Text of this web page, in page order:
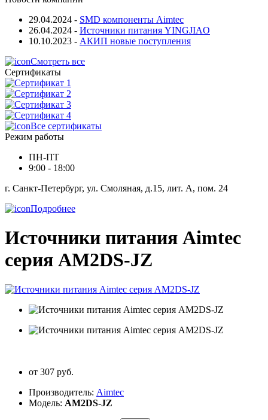
29.04.2024 - SMD компоненты Aimtec
26.04.2024 - Источники питания YINGJIAO
10.10.2023 - АКИП новые поступления
Смотреть все
Сертификаты
Все сертификаты
Режим работы
ПН-ПТ
9:00 - 18:00
г. Санкт-Петербург, ул. Смоляная, д.15, лит. А, пом. 24
Подробнее
Источники питания Aimtec
серия AM2DS-JZ
от 307 руб.
Производитель: Aimtec
Модель: AM2DS-JZ